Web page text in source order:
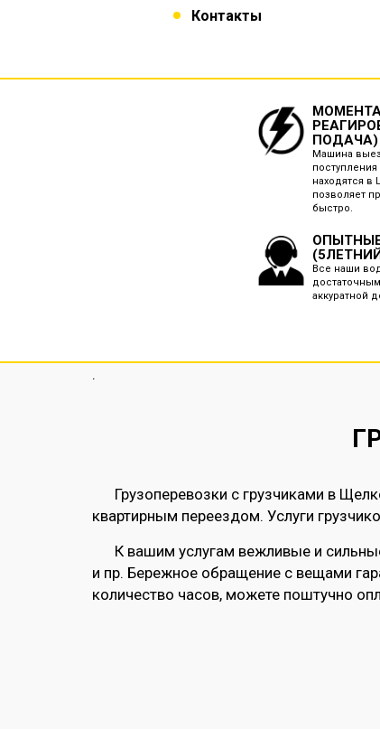
Контакты
ПОДАЧА)
Машина
находятся в
позволяет
быстро.
Все наши
аккуратной
.
Грузоперевозки с грузчиками в
квартирным переездом. Услуги
К вашим услугам вежливые и
и пр. Бережное обращение с вещами
количество часов, можете поштучно